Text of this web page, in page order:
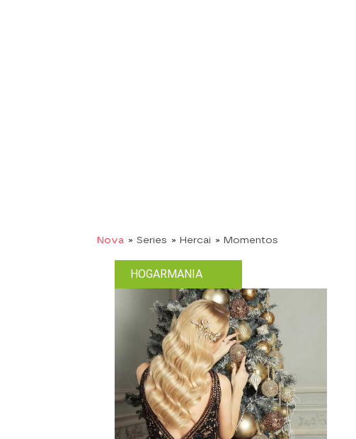
Nova » Series » Hercai » Momentos
HOGARMANIA